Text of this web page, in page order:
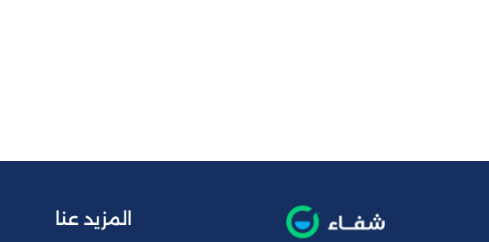
المزيد عنا